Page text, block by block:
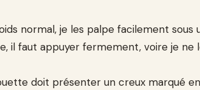
normal, je les palpe facilement sous
il faut appuyer fermement, voire je ne
doit présenter un creux marqué